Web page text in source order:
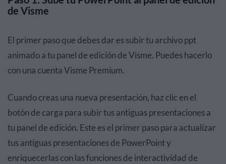
de Visme
El primer paso que debes dar es subir tu archivo ppt
animado a tu panel de edición de Visme. Puedes hacerlo
con una cuenta Visme Premium.
Cuando creas una nueva presentación, haz clic en el
botón de carga para subir tus antiguas presentaciones a
tu panel de edición. Este es el primer paso para actualizar
tus antiguas presentaciones de PowerPoint y
enriquecerlas con las funciones de interactividad de